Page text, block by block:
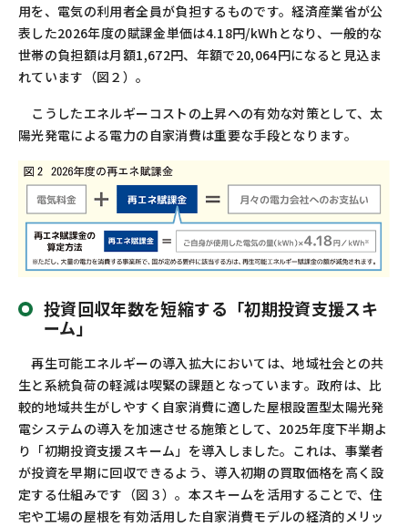
用を、電気の利用者全員が負担するものです。経済産業省が公
表した2026年度の賦課金単価は4.18円/kWh となり、一般的な
世帯の負担額は月額1,672円、年額で20,064円になると見込ま
れています（図２）。
こうしたエネルギーコストの上昇への有効な対策として、太
陽光発電による電力の自家消費は重要な手段となります。
投資回収年数を短縮する「初期投資支援スキ
ーム」
再生可能エネルギーの導入拡大においては、地域社会との共
生と系統負荷の軽減は喫緊の課題となっています。政府は、比
較的地域共生がしやすく自家消費に適した屋根設置型太陽光発
電システムの導入を加速させる施策として、 2025年度下半期よ
り「初期投資支援スキーム」を導入しました。これは、事業者
が投資を早期に回収できるよう、導入初期の買取価格を高く設
定する仕組みです（図３）。本スキームを活用することで、住
宅や工場の屋根を有効活用した自家消費モデルの経済的メリッ